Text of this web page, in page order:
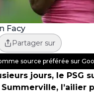
Facy
Partager sur
source préférée sur
jours, le PSG
Summerville, l’ailier